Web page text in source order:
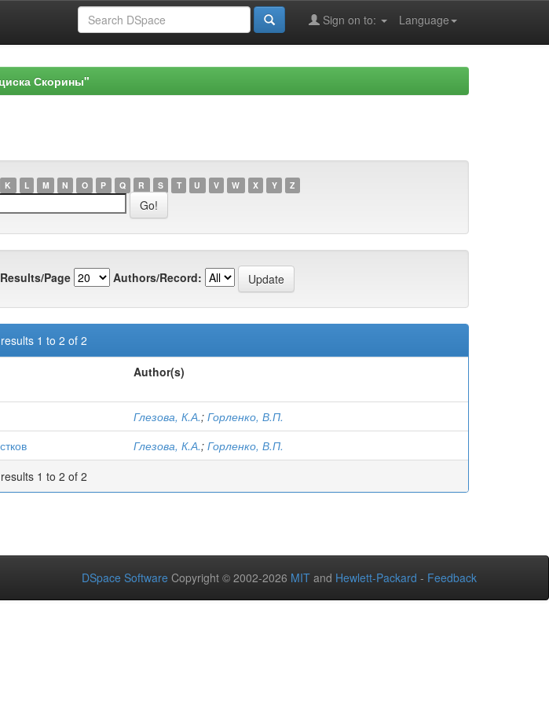
Language
Sign on to:
Скорины"
K L M N O P Q R S T U V W X Y Z
Results/Page Authors/Record:
1 to 2 of 2
Author(s)
Глезова, К.А.; Горленко, В.П.
Глезова, К.А.; Горленко, В.П.
1 to 2 of 2
DSpace Software Copyright © 2002-2026 MIT and Hewlett-Packard - Feedback